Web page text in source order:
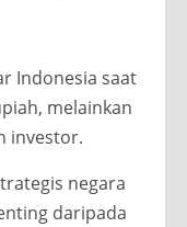
Indonesia saat
melainkan
investor.
negara
daripada